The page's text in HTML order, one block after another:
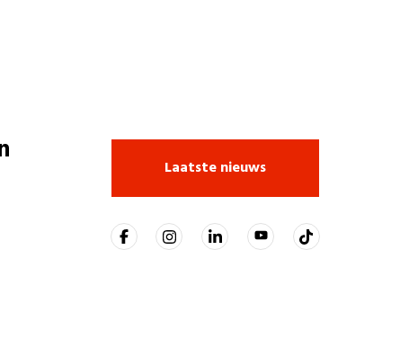
Laatste nieuws